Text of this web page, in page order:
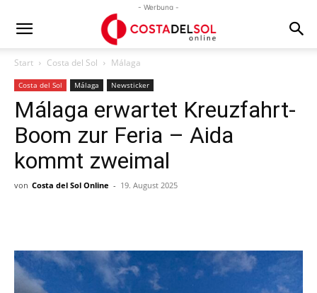
- Werbung -
Start Costa del Sol Málaga
Costa del Sol Málaga Newsticker
Málaga erwartet Kreuzfahrt-
Boom zur Feria – Aida
kommt zweimal
von Costa del Sol Online - 19. August 2025